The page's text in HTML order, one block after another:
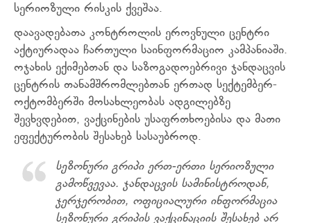
სერიოზული რისკის ქვეშაა.
დაავადებათა კონტროლის ეროვნული ცენტრი
აქტიურადაა ჩართული საინფორმაციო კამპანიაში.
ოჯახის ექიმებთან და საზოგადოებრივი ჯანდაცვის
ცენტრის თანამშრომლებთან ერთად სექტემბერ-
ოქტომბერში მოსახლეობას ადგილებზე
შევხვდებით, ვაქცინების უსაფრთხოებისა და მათი
ეფექტურობის შესახებ სასაუბროდ.
სეზონური გრიპი ერთ-ერთი სერიოზული
გამოწვევაა. ჯანდაცვის სამინისტროდან,
ჯერჯერობით, ოფიციალური ინფორმაცია
სეზონური გრიპის ვაქცინაციის შესახებ არ